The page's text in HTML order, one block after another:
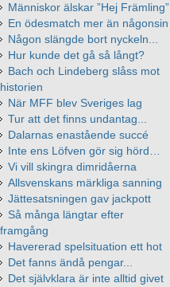
Människor älskar ”Hej Främling”
En ödesmatch mer än någonsin
Någon slängde bort nyckeln...
Hur kunde det gå så långt?
Bach och Lindeberg slåss mot
historien
När MFF blev Sveriges lag
Tur att det finns undantag...
Dalarnas enastående succé
Inte ens Löfven gör sig hörd…
Vi vill skingra dimridåerna
Allsvenskans märkliga sanning
Jättesatsningen gav jackpott
Så många längtar efter
framgång
Havererad spelsituation ett hot
Det fanns ändå pengar...
Det självklara är inte alltid givet